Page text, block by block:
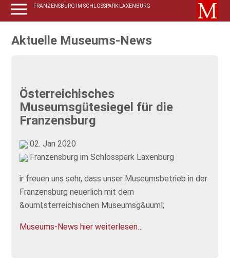
FRANZENSBURG IM SCHLOSSPARK LAXENBURG
Aktuelle Museums-News
Österreichisches
Museumsgütesiegel für die
Franzensburg
02. Jan 2020
Franzensburg im Schlosspark Laxenburg
ir freuen uns sehr, dass unser Museumsbetrieb in der
Franzensburg neuerlich mit dem
&ouml;sterreichischen Museumsg&uuml;
Museums-News hier weiterlesen…